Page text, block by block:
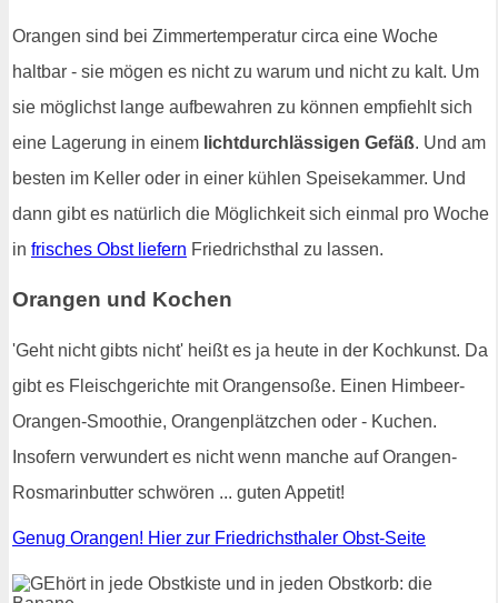
Orangen sind bei Zimmertemperatur circa eine Woche
haltbar - sie mögen es nicht zu warum und nicht zu kalt. Um
sie möglichst lange aufbewahren zu können empfiehlt sich
eine Lagerung in einem lichtdurchlässigen Gefäß. Und am
besten im Keller oder in einer kühlen Speisekammer. Und
dann gibt es natürlich die Möglichkeit sich einmal pro Woche
in frisches Obst liefern Friedrichsthal zu lassen.
Orangen und Kochen
'Geht nicht gibts nicht' heißt es ja heute in der Kochkunst. Da
gibt es Fleischgerichte mit Orangensoße. Einen Himbeer-
Orangen-Smoothie, Orangenplätzchen oder - Kuchen.
Insofern verwundert es nicht wenn manche auf Orangen-
Rosmarinbutter schwören ... guten Appetit!
Genug Orangen! Hier zur Friedrichsthaler Obst-Seite